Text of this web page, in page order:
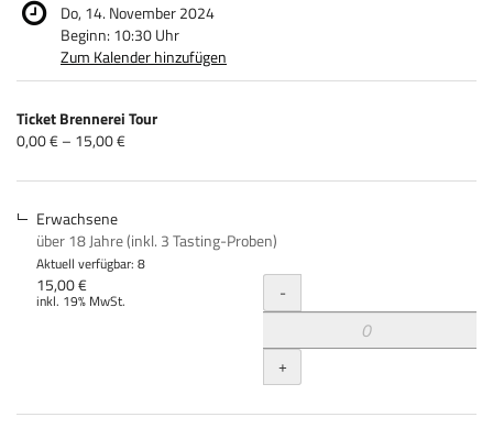
Do, 14. November 2024
Beginn: 10:30Uhr
Zum Kalender hinzufügen
Produkte
Unkategorisierte
Produkte
Ticket Brennerei Tour
von
bis
0,00 € – 15,00 €
Erwachsene
über 18 Jahre (inkl. 3 Tasting-Proben)
Aktuell verfügbar: 8
15,00 €
inkl. 19% MwSt. Menge
-
+